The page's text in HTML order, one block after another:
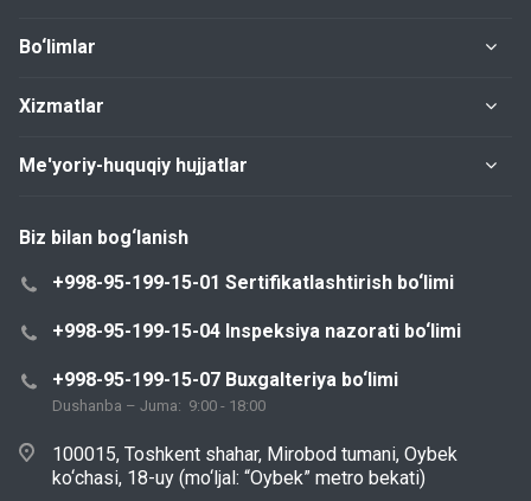
Bo‘limlar
Xizmatlar
Me'yoriy-huquqiy hujjatlar
Biz bilan bog‘lanish
+998-95-199-15-01 Sertifikatlashtirish bo‘limi
+998-95-199-15-04 Inspeksiya nazorati bo‘limi
+998-95-199-15-07 Buxgalteriya bo‘limi
Dushanba – Juma: 9:00 - 18:00
100015, Toshkent shahar, Mirobod tumani, Oybek
ko‘chasi, 18-uy (mo‘ljal: “Oybek” metro bekati)